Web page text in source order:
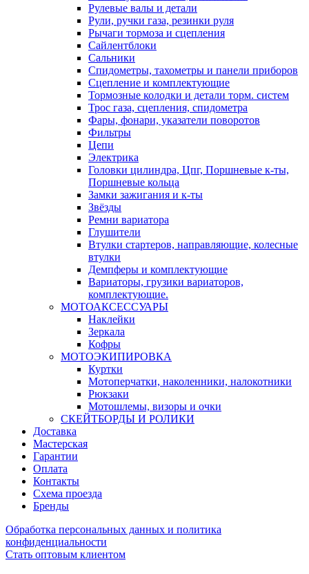
Рулевые валы и детали
Рули, ручки газа, резинки руля
Рычаги тормоза и сцепления
Сайлентблоки
Сальники
Спидометры, тахометры и панели приборов
Сцепление и комплектующие
Тормозные колодки и детали торм. систем
Трос газа, сцепления, спидометра
Фары, фонари, указатели поворотов
Фильтры
Цепи
Электрика
Головки цилиндра, Цпг, Поршневые к-ты,
Поршневые кольца
Замки зажигания и к-ты
Звёзды
Ремни вариатора
Глушители
Втулки стартеров, направляющие, колесные
втулки
Демпферы и комплектующие
Вариаторы, грузики вариаторов,
комплектующие.
МОТОАКСЕССУАРЫ
Наклейки
Зеркала
Кофры
МОТОЭКИПИРОВКА
Куртки
Мотоперчатки, наколенники, налокотники
Рюкзаки
Мотошлемы, визоры и очки
СКЕЙТБОРДЫ И РОЛИКИ
Доставка
Мастерская
Гарантии
Оплата
Контакты
Схема проезда
Бренды
Обработка персональных данных и политика
конфиденциальности
Стать оптовым клиентом